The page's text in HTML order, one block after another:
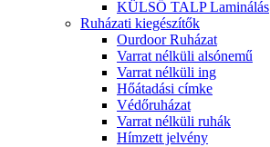
KÜLSŐ TALP Laminálás
Ruházati kiegészítők
Ourdoor Ruházat
Varrat nélküli alsónemű
Varrat nélküli ing
Hőátadási címke
Védőruházat
Varrat nélküli ruhák
Hímzett jelvény